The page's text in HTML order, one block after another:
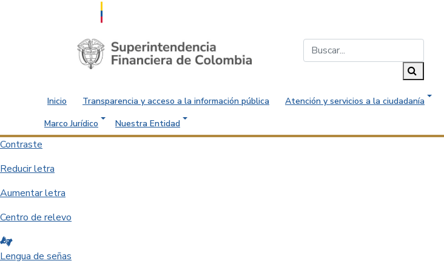
Saltar al contenido principal
Inicio Transparencia y acceso a la información pública Atención y servicios a la ciudadanía
Marco Jurídico
Nuestra Entidad
Contraste
Reducir letra
Aumentar letra
Centro de relevo
Lengua de señas